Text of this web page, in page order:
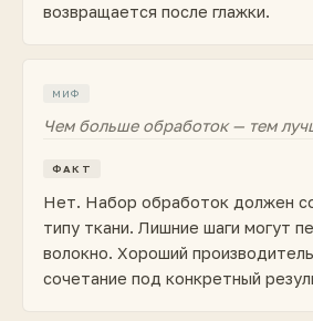
возвращается после глажки.
МИФ
Чем больше обработок — тем
ФАКТ
Нет. Набор обработок должен
типу ткани. Лишние шаги могут
волокно. Хороший
сочетание под конкретный